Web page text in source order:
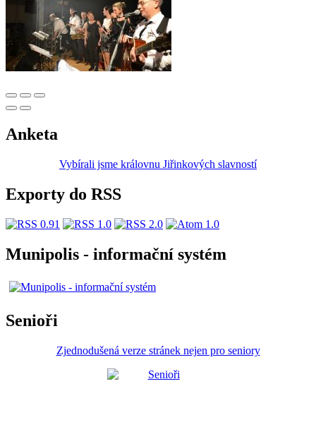
Anketa
Vybírali jsme královnu Jiřinkových slavností
Exporty do RSS
Munipolis - informační systém
Senioři
Zjednodušená verze stránek nejen pro seniory